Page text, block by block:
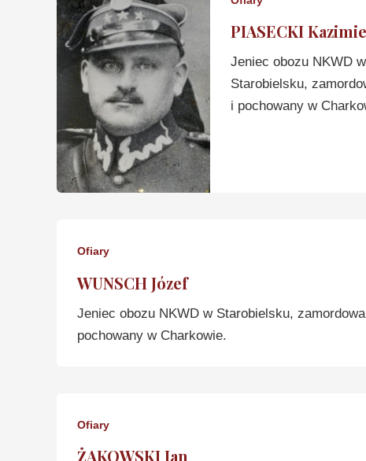
PIASECKI
Jeniec obozu NKWD
Starobielsku,
i pochowany w
Ofiary
WUNSCH Józef
Jeniec obozu NKWD w Starobielsku,
pochowany w Charkowie.
Ofiary
ŻAKOWSKI Jan